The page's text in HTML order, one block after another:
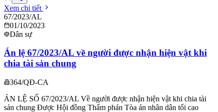
Xem chi tiết
67/2023/AL
01/10/2023
Dân sự
Án lệ 67/2023/AL về người được nhận hiện vật khi
chia tài sản chung
364/QĐ-CA
ÁN LỆ SỐ 67/2023/AL Về người được nhận hiện vật khi chia tài
sản chung Được Hội đồng Thẩm phán Tòa án nhân dân tối cao